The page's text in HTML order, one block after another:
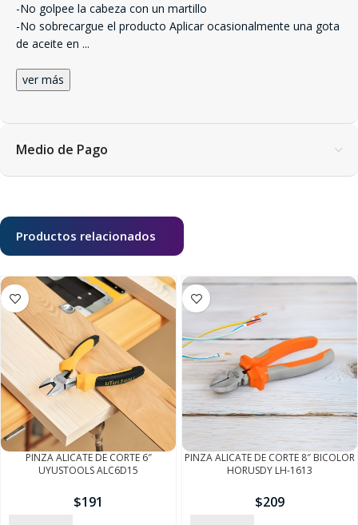
-No golpee la cabeza con un martillo
-No sobrecargue el producto Aplicar ocasionalmente una gota
de aceite en ...
ver más
Medio de Pago
Productos relacionados
PINZA ALICATE DE CORTE 6″
UYUSTOOLS ALC6D15
$191
PINZA ALICATE DE CORTE 8″ BICOLOR
HORUSDY LH-1613
$209